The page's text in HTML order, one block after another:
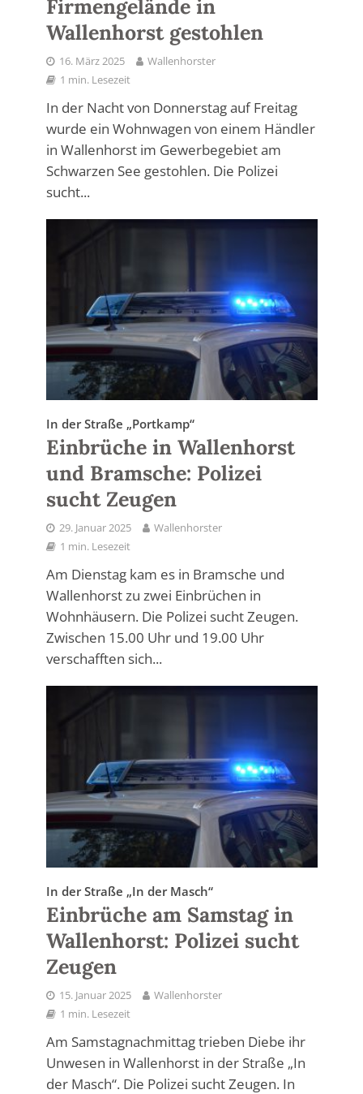
Firmengelände in
Wallenhorst gestohlen
16. März 2025
Wallenhorster
1 min. Lesezeit
In der Nacht von Donnerstag auf Freitag
wurde ein Wohnwagen von einem Händler
in Wallenhorst im Gewerbegebiet am
Schwarzen See gestohlen. Die Polizei
sucht...
In der Straße „Portkamp“
Einbrüche in Wallenhorst
und Bramsche: Polizei
sucht Zeugen
29. Januar 2025
Wallenhorster
1 min. Lesezeit
Am Dienstag kam es in Bramsche und
Wallenhorst zu zwei Einbrüchen in
Wohnhäusern. Die Polizei sucht Zeugen.
Zwischen 15.00 Uhr und 19.00 Uhr
verschafften sich...
In der Straße „In der Masch“
Einbrüche am Samstag in
Wallenhorst: Polizei sucht
Zeugen
15. Januar 2025
Wallenhorster
1 min. Lesezeit
Am Samstagnachmittag trieben Diebe ihr
Unwesen in Wallenhorst in der Straße „In
der Masch“. Die Polizei sucht Zeugen. In